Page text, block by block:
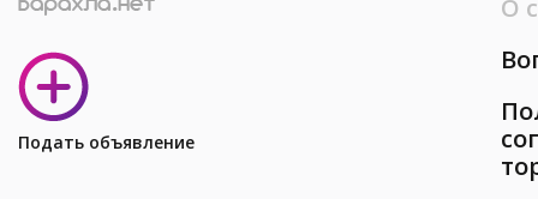
Подать объявление
О